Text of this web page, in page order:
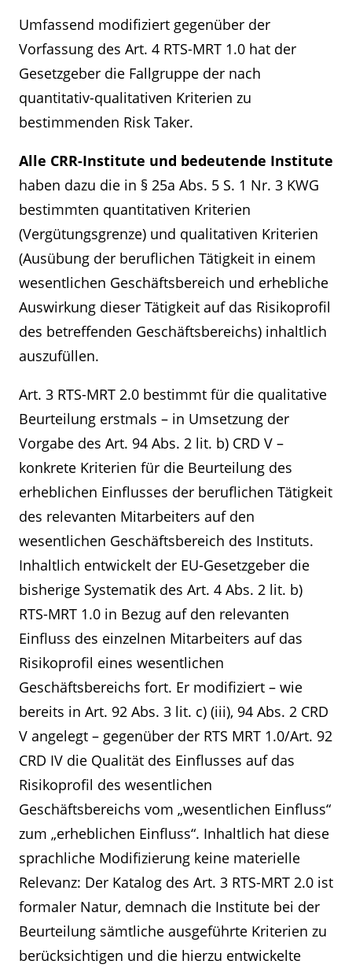
Umfassend modifiziert gegenüber der
Vorfassung des Art. 4 RTS-MRT 1.0 hat der
Gesetzgeber die Fallgruppe der nach
quantitativ-qualitativen Kriterien zu
bestimmenden Risk Taker.
Alle CRR-Institute und bedeutende Institute
haben dazu die in § 25a Abs. 5 S. 1 Nr. 3 KWG
bestimmten quantitativen Kriterien
(Vergütungsgrenze) und qualitativen Kriterien
(Ausübung der beruflichen Tätigkeit in einem
wesentlichen Geschäftsbereich und erhebliche
Auswirkung dieser Tätigkeit auf das Risikoprofil
des betreffenden Geschäftsbereichs) inhaltlich
auszufüllen.
Art. 3 RTS-MRT 2.0 bestimmt für die qualitative
Beurteilung erstmals – in Umsetzung der
Vorgabe des Art. 94 Abs. 2 lit. b) CRD V –
konkrete Kriterien für die Beurteilung des
erheblichen Einflusses der beruflichen Tätigkeit
des relevanten Mitarbeiters auf den
wesentlichen Geschäftsbereich des Instituts.
Inhaltlich entwickelt der EU-Gesetzgeber die
bisherige Systematik des Art. 4 Abs. 2 lit. b)
RTS-MRT 1.0 in Bezug auf den relevanten
Einfluss des einzelnen Mitarbeiters auf das
Risikoprofil eines wesentlichen
Geschäftsbereichs fort. Er modifiziert – wie
bereits in Art. 92 Abs. 3 lit. c) (iii), 94 Abs. 2 CRD
V angelegt – gegenüber der RTS MRT 1.0/Art. 92
CRD IV die Qualität des Einflusses auf das
Risikoprofil des wesentlichen
Geschäftsbereichs vom „wesentlichen Einfluss“
zum „erheblichen Einfluss“. Inhaltlich hat diese
sprachliche Modifizierung keine materielle
Relevanz: Der Katalog des Art. 3 RTS-MRT 2.0 ist
formaler Natur, demnach die Institute bei der
Beurteilung sämtliche ausgeführte Kriterien zu
berücksichtigen und die hierzu entwickelte